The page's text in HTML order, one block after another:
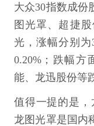
大众30指数成份
图光罩、超捷
光，涨幅分别为
0.20%；跌幅
能、龙迅股份等
值得一提的是，
龙图光罩是国内